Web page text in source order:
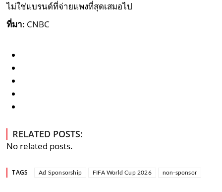
ไม่ใช่แบรนด์ที่จ่ายแพงที่สุดเสมอไป
ที่มา: CNBC
RELATED POSTS:
No related posts.
TAGS Ad Sponsorship FIFA World Cup 2026 non-sponsor